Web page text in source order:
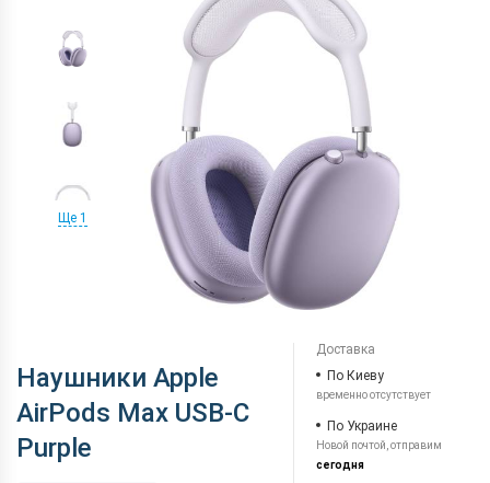
Ще 1
Наушники Apple
AirPods Max USB-C
Purple
Доставка
По Киеву
временно отсутствует
По Украине
Новой почтой, отправим
сегодня